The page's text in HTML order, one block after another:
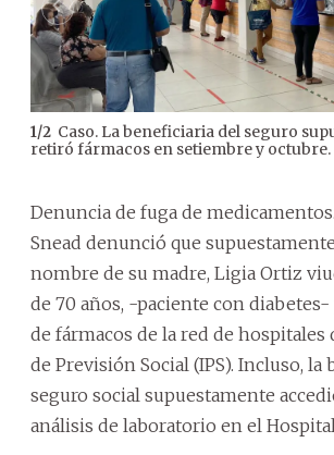
1/2 Caso. La beneficiaria del seguro
retiró fármacos en setiembre y octubre.
Denuncia de fuga de
Snead denunció que
nombre de su madre, Ligia Ortiz
de 70 años, -paciente con
de fármacos de la red de
de Previsión Social (IPS). Incluso, la
seguro social supuestamente
análisis de laboratorio en el